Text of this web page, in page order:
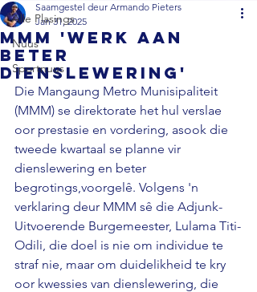
Alle Plasings
Nuus
Sportnuus
MMM 'werk aan
beter
dienslewering'
Saamgestel deur Armando Pieters
Jan 31, 2025
Die Mangaung Metro Munisipaliteit
(MMM) se direktorate het hul verslae
oor prestasie en vordering, asook die
tweede kwartaal se planne vir
dienslewering en beter
begrotings,voorgelê. Volgens 'n
verklaring deur MMM sê die Adjunk-
Uitvoerende Burgemeester, Lulama Titi-
Odili, die doel is nie om individue te
straf nie, maar om duidelikheid te kry
oor kwessies van dienslewering, die